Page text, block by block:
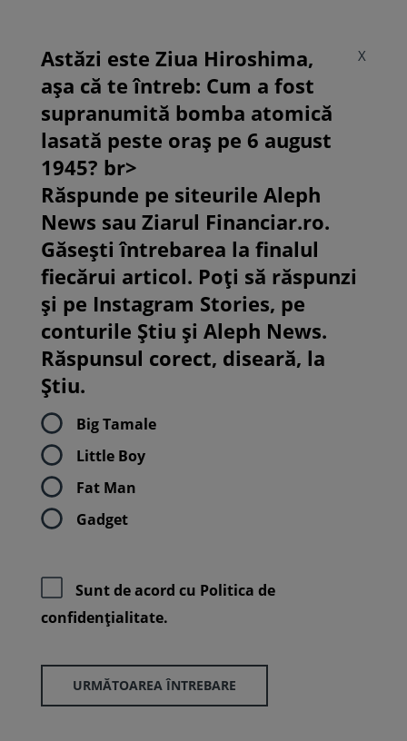
X
Astăzi este Ziua Hiroshima,
așa că te întreb: Cum a fost
supranumită bomba atomică
lasată peste oraș pe 6 august
1945? br>
Răspunde pe siteurile Aleph
News sau Ziarul Financiar.ro.
Găsești întrebarea la finalul
fiecărui articol. Poți să răspunzi
și pe Instagram Stories, pe
conturile Știu și Aleph News.
Răspunsul corect, diseară, la
Știu.
Big Tamale
Little Boy
Fat Man
Gadget
Sunt de acord cu Politica de
confidenţialitate.
URMĂTOAREA ÎNTREBARE